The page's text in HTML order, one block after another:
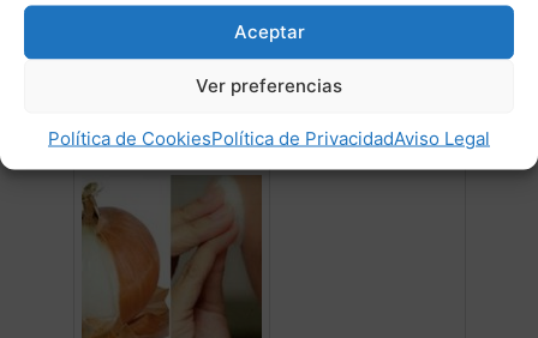
Aceptar
Ver preferencias
Política de CookiesPolítica de PrivacidadAviso Legal
incluso mueren por la pérdida de sangre debida
a las pulgas.»
Post Relacionados: